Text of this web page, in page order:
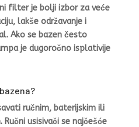
filter je bolji izbor za veće
lakše održavanje i
Ako se bazen često
je dugoročno isplativije
ručnim, baterijskim ili
usisivači se najčešće